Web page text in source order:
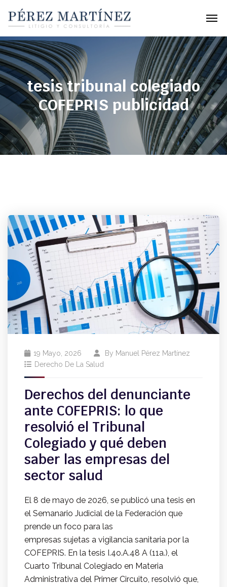
tesis tribunal colegiado
COFEPRIS publicidad
19 Mayo, 2026 By Manuel Pérez Martínez
Derecho De La Salud
Derechos del denunciante
ante COFEPRIS: lo que
resolvió el Tribunal
Colegiado y qué deben
saber las empresas del
sector salud
El 8 de mayo de 2026, se publicó una tesis en
el Semanario Judicial de la Federación que
prende un foco para las
empresas sujetas a vigilancia sanitaria por la
COFEPRIS. En la tesis I.4o.A.48 A (11a.), el
Cuarto Tribunal Colegiado en Materia
Administrativa del Primer Circuito, resolvió que,